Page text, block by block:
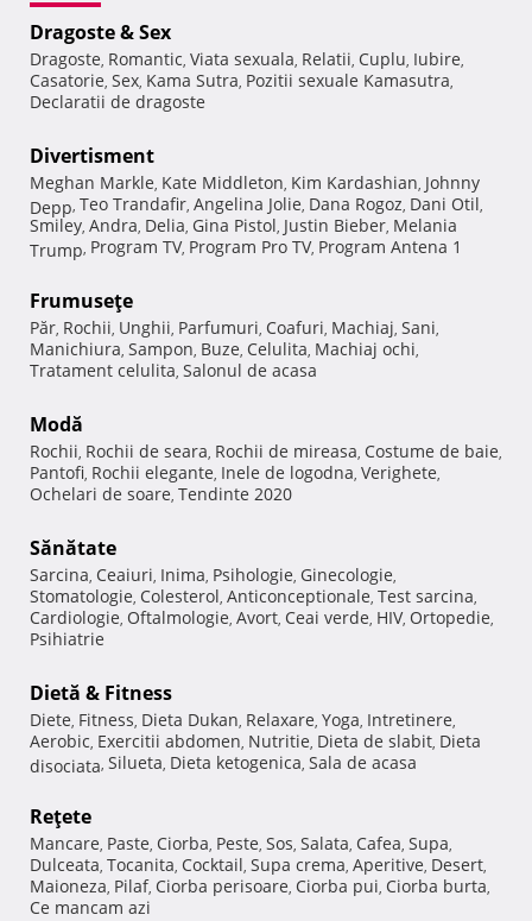
Dragoste & Sex
Dragoste, Romantic, Viata sexuala, Relatii, Cuplu, Iubire,
Casatorie, Sex, Kama Sutra, Pozitii sexuale Kamasutra,
Declaratii de dragoste
Divertisment
Meghan Markle, Kate Middleton, Kim Kardashian, Johnny
Depp, Teo Trandafir, Angelina Jolie, Dana Rogoz, Dani Otil,
Smiley, Andra, Delia, Gina Pistol, Justin Bieber, Melania
Trump, Program TV, Program Pro TV, Program Antena 1
Frumuseţe
Păr, Rochii, Unghii, Parfumuri, Coafuri, Machiaj, Sani,
Manichiura, Sampon, Buze, Celulita, Machiaj ochi,
Tratament celulita, Salonul de acasa
Modă
Rochii, Rochii de seara, Rochii de mireasa, Costume de baie,
Pantofi, Rochii elegante, Inele de logodna, Verighete,
Ochelari de soare, Tendinte 2020
Sănătate
Sarcina, Ceaiuri, Inima, Psihologie, Ginecologie,
Stomatologie, Colesterol, Anticonceptionale, Test sarcina,
Cardiologie, Oftalmologie, Avort, Ceai verde, HIV, Ortopedie,
Psihiatrie
Dietă & Fitness
Diete, Fitness, Dieta Dukan, Relaxare, Yoga, Intretinere,
Aerobic, Exercitii abdomen, Nutritie, Dieta de slabit, Dieta
disociata, Silueta, Dieta ketogenica, Sala de acasa
Reţete
Mancare, Paste, Ciorba, Peste, Sos, Salata, Cafea, Supa,
Dulceata, Tocanita, Cocktail, Supa crema, Aperitive, Desert,
Maioneza, Pilaf, Ciorba perisoare, Ciorba pui, Ciorba burta,
Ce mancam azi